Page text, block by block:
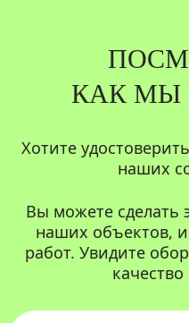
КАК МЫ
Хотите
наших
Вы можете сделать
наших объектов,
работ. Увидите